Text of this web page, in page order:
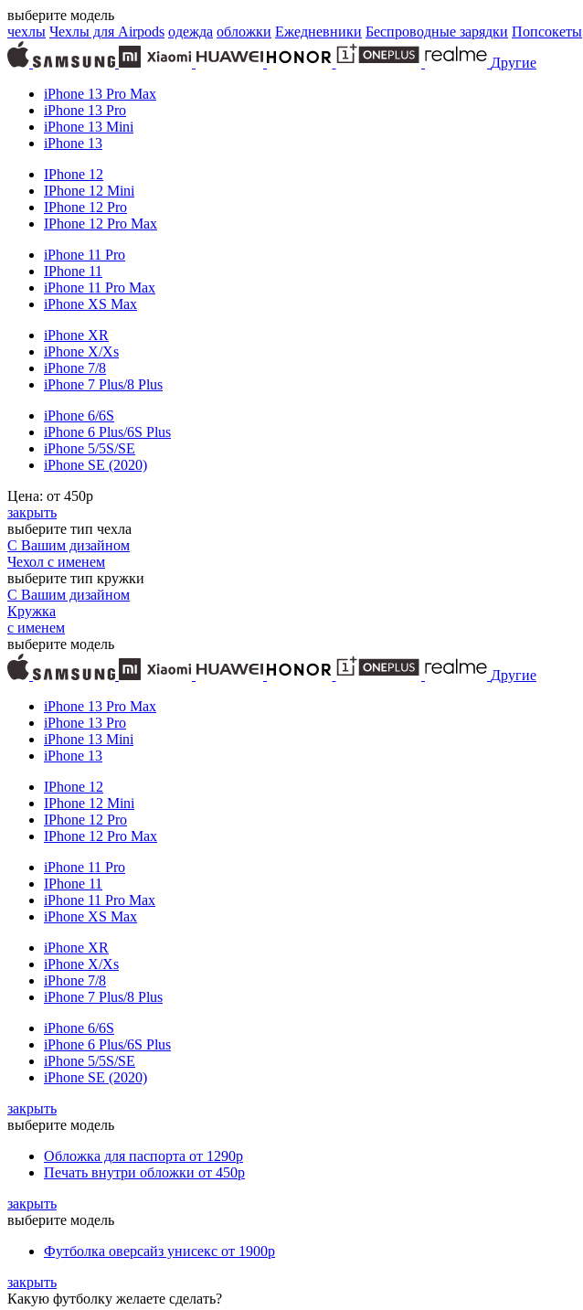
выберите модель
чехлы Чехлы для Airpods одежда обложки Ежедневники Беспроводные зарядки Попсокеты
Другие
iPhone 13 Pro Max
iPhone 13 Pro
iPhone 13 Mini
iPhone 13
IPhone 12
IPhone 12 Mini
IPhone 12 Pro
IPhone 12 Pro Max
iPhone 11 Pro
IPhone 11
iPhone 11 Pro Max
iPhone XS Max
iPhone XR
iPhone X/Xs
iPhone 7/8
iPhone 7 Plus/8 Plus
iPhone 6/6S
iPhone 6 Plus/6S Plus
iPhone 5/5S/SE
iPhone SE (2020)
Цена: от 450р
закрыть
выберите тип чехла
С Вашим дизайном
Чехол с именем
выберите тип кружки
С Вашим дизайном
Кружка
с именем
выберите модель
Другие
iPhone 13 Pro Max
iPhone 13 Pro
iPhone 13 Mini
iPhone 13
IPhone 12
IPhone 12 Mini
IPhone 12 Pro
IPhone 12 Pro Max
iPhone 11 Pro
IPhone 11
iPhone 11 Pro Max
iPhone XS Max
iPhone XR
iPhone X/Xs
iPhone 7/8
iPhone 7 Plus/8 Plus
iPhone 6/6S
iPhone 6 Plus/6S Plus
iPhone 5/5S/SE
iPhone SE (2020)
закрыть
выберите модель
Обложка для паспорта от 1290р
Печать внутри обложки от 450р
закрыть
выберите модель
Футболка оверсайз унисекс от 1900р
закрыть
Какую футболку желаете сделать?